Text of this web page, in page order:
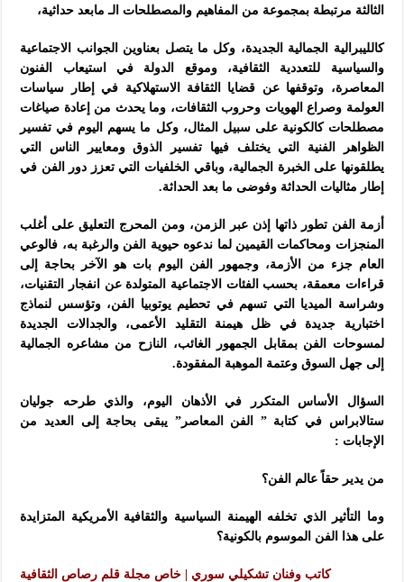
الثالثة مرتبطة بمجموعة من المفاهيم والمصطلحات الـ مابعد حداثية،
كالليبرالية الجمالية الجديدة، وكل ما يتصل بعناوين
الجوانب الاجتماعية
والسياسية للتعددية الثقافية، وموقع الدولة في استيعاب الفنون
المعاصرة، وتوقفها عن قضايا الثقافة الاستهلاكية في إطار سياسات
العولمة وصراع الهويات وحروب الثقافات، وما يحدث من إعادة صياغات
مصطلحات كالكونية على سبيل المثال، وكل ما يسهم اليوم في تفسير
الظواهر الفنية التي يختلف فيها تفسير الذوق ومعايير الناس التي
يطلقونها على الخبرة الجمالية، وباقي الخلفيات التي تعزز دور الفن في
إطار مثاليات الحداثة وفوضى ما بعد الحداثة.
أزمة الفن تطور ذاتها إذن عبر الزمن، ومن المحرج التعليق على أغلب
المنجزات ومحاكمات القيمين لما ندعوه حيوية الفن والرغبة به، فالوعي
العام جزء من الأزمة، وجمهور الفن اليوم بات هو الآخر بحاجة إلى
قراءات معمقة، بحسب الفئات الاجتماعية المتولدة عن انفجار التقنيات،
وشراسة الميديا التي تسهم في تحطيم يوتوبيا الفن، وتؤسس لنماذج
اختبارية جديدة في ظل هيمنة التقليد الأعمى، والجدالات الجديدة
لمسوحات الفن بمقابل الجمهور الغائب، النازح من مشاعره الجمالية
إلى جهل السوق وعتمة الموهبة المفقودة.
السؤال الأساس المتكرر في الأذهان اليوم، والذي طرحه جوليان
ستالابراس في كتابة ” الفن المعاصر” يبقى بحاجة إلى العديد من
الإجابات :
من يدير حقاً عالم الفن؟
وما التأثير الذي تخلفه الهيمنة السياسية والثقافية الأمريكية المتزايدة
على هذا الفن الموسوم بالكونية؟
كاتب وفنان تشكيلي سوري | خاص مجلة قلم رصاص الثقافية